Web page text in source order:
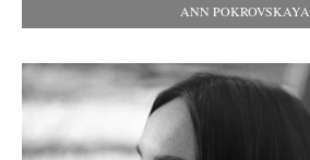
ANN POKROVSKAYA